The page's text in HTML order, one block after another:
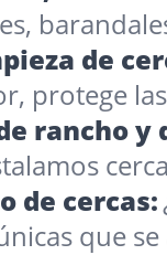
de
protege
rancho y
de cercas:
que